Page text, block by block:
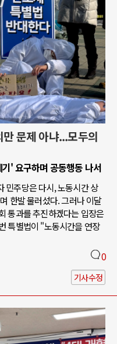
문제 아냐...모두의
' 요구하며 공동행동 나서
민주당은 다시, 노동시간 상
한발 물러섰다. 그러나 이달
통과를 추진하겠다는 입장은
특별법이 "노동시간을 연장
0
기사수정